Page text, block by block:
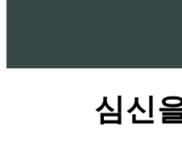
심신